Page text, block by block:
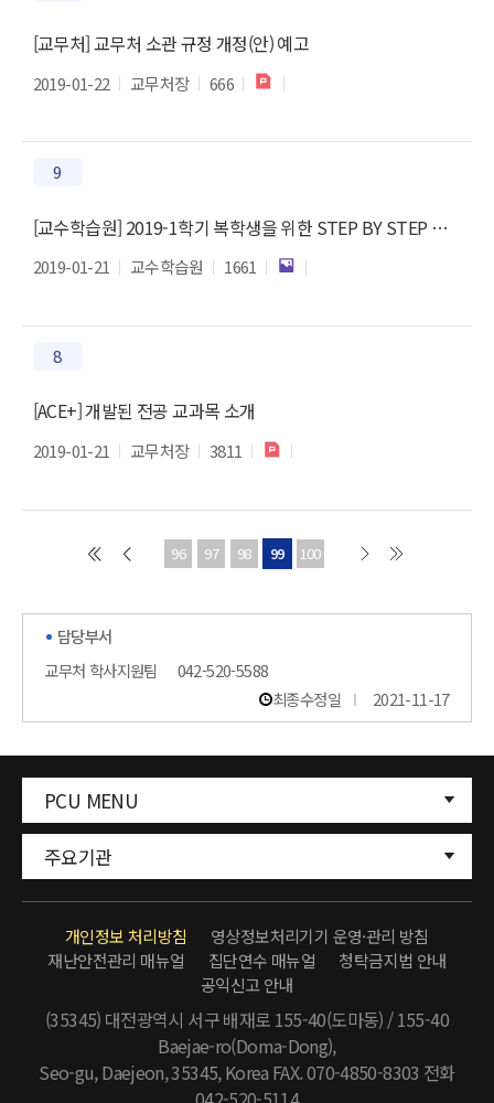
[교무처] 교무처 소관 규정 개정(안) 예고
2019-01-22 교무처장 666
9
[교수학습원] 2019-1학기 복학생을 위한 STEP BY STEP 프로그램 안내
2019-01-21 교수학습원 1661
8
[ACE+] 개발된 전공 교과목 소개
2019-01-21 교무처장 3811
96 97 98 99 100
담당부서
교무처 학사지원팀
042-520-5588
최종수정일
2021-11-17
PCU MENU
주요기관
개인정보 처리방침
영상정보처리기기 운영·관리 방침
재난안전관리 매뉴얼
집단연수 매뉴얼
청탁금지법 안내
공익신고 안내
(35345) 대전광역시 서구 배재로 155-40(도마동) / 155-40
Baejae-ro(Doma-Dong),
Seo-gu, Daejeon, 35345, Korea FAX. 070-4850-8303 전화